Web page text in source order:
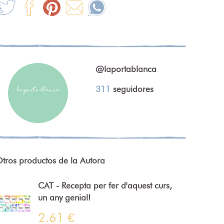
@laportablanca
311 seguidores
productos de la Autora
CAT - Recepta per fer d'aquest curs,
un any genial!
2.61 €